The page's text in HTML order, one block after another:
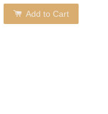
Add to Cart